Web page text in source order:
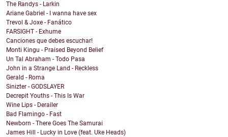
The Randys - Larkin
Ariane Gabriel - I wanna have sex
Trevol & Joxe - Fanático
FARSIGHT - Exhume
Canciones que debes escuchar!
Monti Kingu - Praised Beyond Belief
Un Tal Abraham - Todo Pasa
John in a Strange Land - Reckless
Gerald - Roma
Sinizter - GODSLAYER
Decrepit Youths - This Is War
Wine Lips - Derailer
Bad Flamingo - Fast
Newborn - There Goes The Samurai
James Hill - Lucky in Love (feat. Uke Heads)